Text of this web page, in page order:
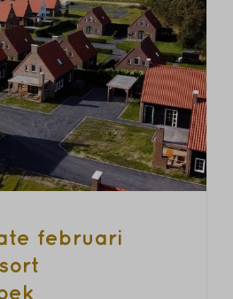
februari